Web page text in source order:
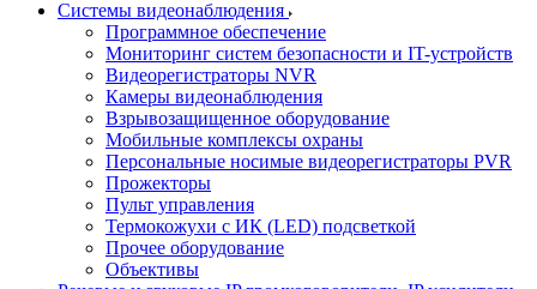
Системы видеонаблюдения
Программное обеспечение
Мониторинг систем безопасности и IT-устройств
Видеорегистраторы NVR
Камеры видеонаблюдения
Взрывозащищенное оборудование
Мобильные комплексы охраны
Персональные носимые видеорегистраторы PVR
Прожекторы
Пульт управления
Термокожухи с ИК (LED) подсветкой
Прочее оборудование
Объективы